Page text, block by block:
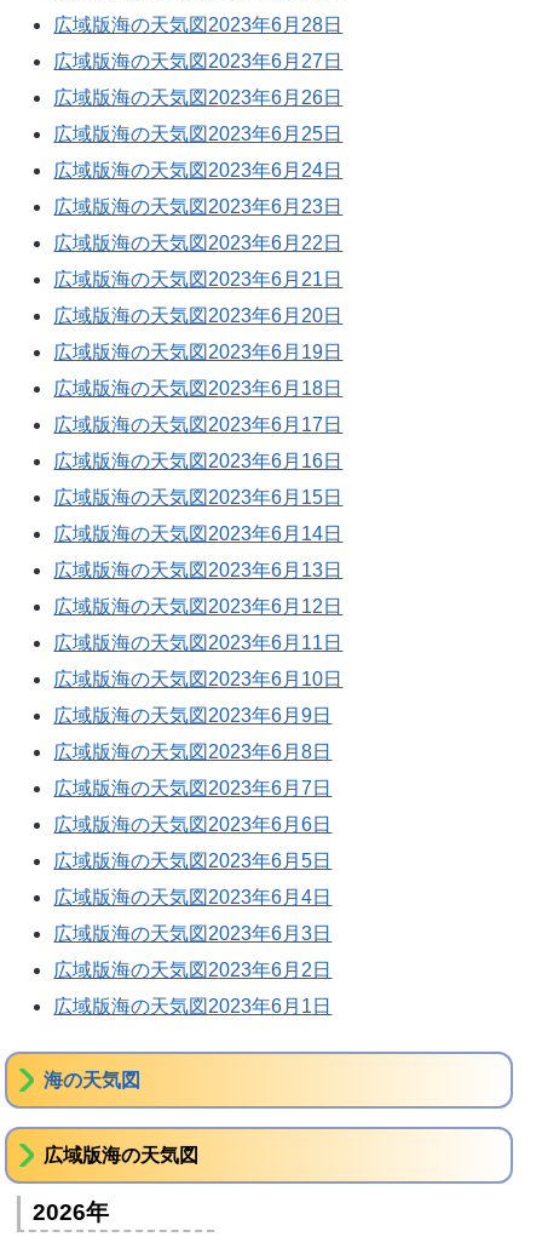
広域版海の天気図2023年6月28日
広域版海の天気図2023年6月27日
広域版海の天気図2023年6月26日
広域版海の天気図2023年6月25日
広域版海の天気図2023年6月24日
広域版海の天気図2023年6月23日
広域版海の天気図2023年6月22日
広域版海の天気図2023年6月21日
広域版海の天気図2023年6月20日
広域版海の天気図2023年6月19日
広域版海の天気図2023年6月18日
広域版海の天気図2023年6月17日
広域版海の天気図2023年6月16日
広域版海の天気図2023年6月15日
広域版海の天気図2023年6月14日
広域版海の天気図2023年6月13日
広域版海の天気図2023年6月12日
広域版海の天気図2023年6月11日
広域版海の天気図2023年6月10日
広域版海の天気図2023年6月9日
広域版海の天気図2023年6月8日
広域版海の天気図2023年6月7日
広域版海の天気図2023年6月6日
広域版海の天気図2023年6月5日
広域版海の天気図2023年6月4日
広域版海の天気図2023年6月3日
広域版海の天気図2023年6月2日
広域版海の天気図2023年6月1日
海の天気図
広域版海の天気図
2026年